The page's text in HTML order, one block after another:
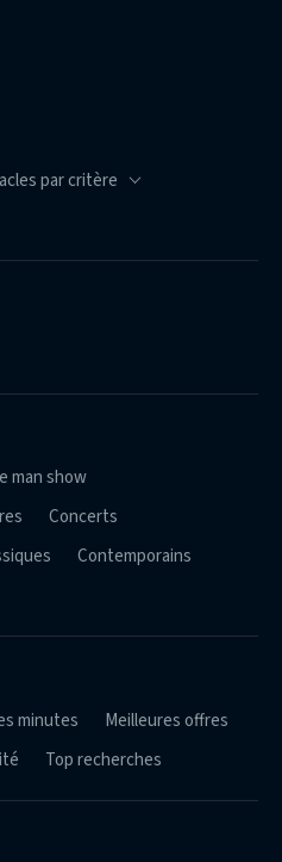
man show
Concerts
Contemporains
minutes
Meilleures offres
Top recherches